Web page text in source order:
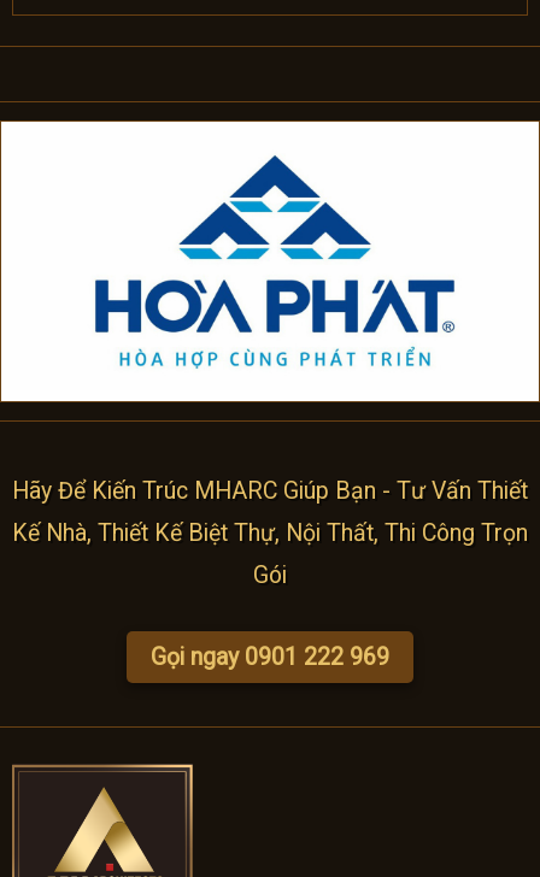
Hãy Để Kiến Trúc MHARC Giúp Bạn - Tư Vấn Thiết
Kế Nhà, Thiết Kế Biệt Thự, Nội Thất, Thi Công Trọn
Gói
Gọi ngay 0901 222 969